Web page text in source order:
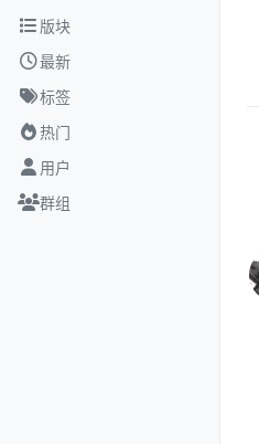
跳转至内容
版块
最新
标签
热门
用户
群组